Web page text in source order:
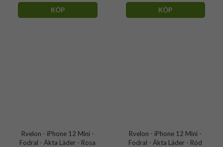
KÖP KÖP
Rvelon - iPhone 12 Mini -
Fodral - Äkta Läder - Rosa
Rvelon - iPhone 12 Mini -
Fodral - Äkta Läder - Röd